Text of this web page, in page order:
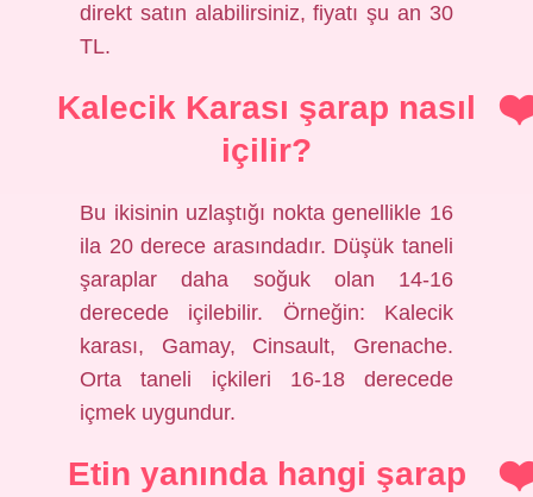
direkt satın alabilirsiniz, fiyatı şu an 30
TL.
Kalecik Karası şarap nasıl
içilir?
Bu ikisinin uzlaştığı nokta genellikle 16
ila 20 derece arasındadır. Düşük taneli
şaraplar daha soğuk olan 14-16
derecede içilebilir. Örneğin: Kalecik
karası, Gamay, Cinsault, Grenache.
Orta taneli içkileri 16-18 derecede
içmek uygundur.
Etin yanında hangi şarap